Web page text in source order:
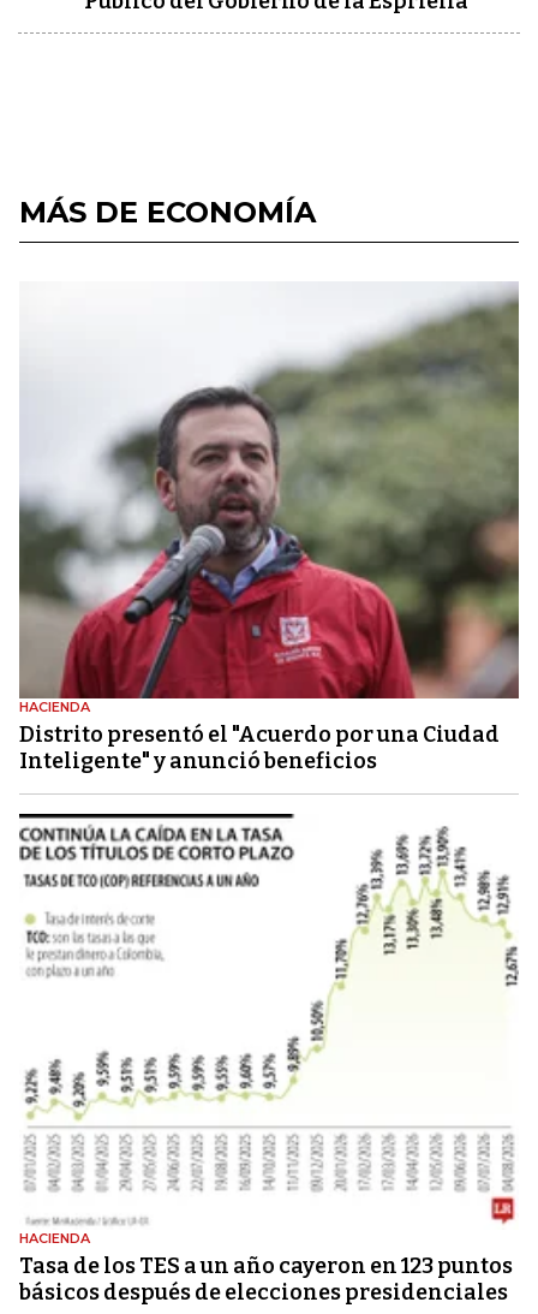
MÁS DE ECONOMÍA
HACIENDA
Distrito presentó el "Acuerdo por una Ciudad
Inteligente" y anunció beneficios
HACIENDA
Tasa de los TES a un año cayeron en 123 puntos
básicos después de elecciones presidenciales